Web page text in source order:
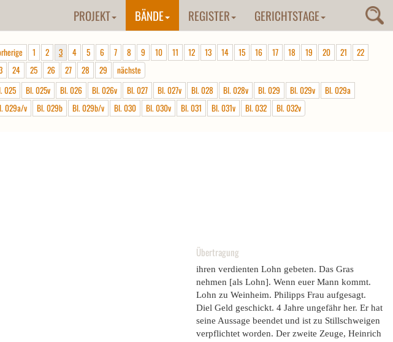
PROJEKT BÄNDE REGISTER GERICHTSTAGE
1 2 3 4 5 6 7 8 9 10 11 12 13 14 15 16 17 18 19 20 21
22
24 25 26 27 28 29
nächste
025
Bl. 025v Bl. 026 Bl. 026v Bl. 027 Bl. 027v Bl. 028 Bl. 028v Bl. 029 Bl. 029v
Bl. 029a
029a/v
Bl. 029b Bl. 029b/v Bl. 030 Bl. 030v Bl. 031 Bl. 031v Bl. 032 Bl. 032v
Übertragung
ihren verdienten Lohn gebeten. Das Gras
nehmen [als Lohn]. Wenn euer Mann kommt.
Lohn zu Weinheim. Philipps Frau aufgesagt.
Diel Geld geschickt. 4 Jahre ungefähr her. Er hat
seine Aussage beendet und ist zu Stillschweigen
verpflichtet worden. Der zweite Zeuge, Heinrich